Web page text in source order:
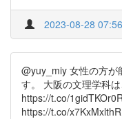
2023-08-28
@yuy_miy 女性の方が
す。 大阪の文理学科
https://t.co/
https://t.co/x7KxMxlthR